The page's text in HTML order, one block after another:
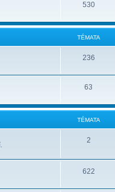
530
TÉMATA
236
63
TÉMATA
2
622